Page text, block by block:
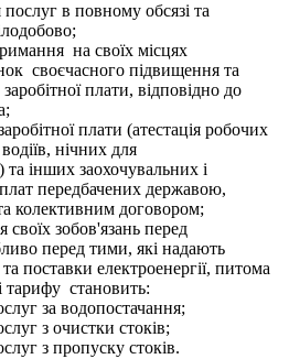
в повному обсязі та
на своїх місцях
своєчасного підвищення та
плати, відповідно до
плати (атестація робочих
нічних для
та інших заохочувальних і
передбачених державою,
колективним договором;
своїх зобов'язань перед
перед тими, які надають
поставки електроенергії, питома
тарифу становить:
за водопостачання;
з очистки стоків;
з пропуску стоків.